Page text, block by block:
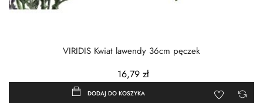
VIRIDIS Kwiat lawendy 36cm pęczek
16,79 zł
DODAJ DO KOSZYKA